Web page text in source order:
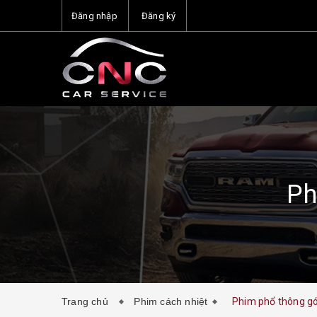
Đăng nhập Đăng ký
Trang chủ Phim cách nhiệt Phim phổ thông